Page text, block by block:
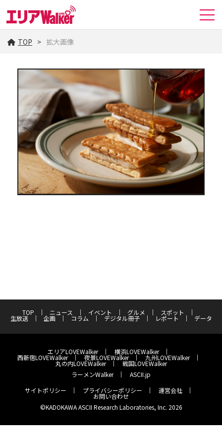
TOP 拡大画像
TOP ニュース イベント グルメ スポット
生放送 企画 コラム デジタル冊子 レポート データ
エリアLOVEWalker 横浜LOVEWalker
西新宿LOVEWalker 夜景LOVEWalker 九州LOVEWalker
丸の内LOVEWalker
戦国LOVEWalker
ラーメンWalker
ASCII.jp
サイトポリシー
プライバシーポリシー 運営会社
お問い合わせ
©KADOKAWA ASCII Research Laboratories, Inc. 2026